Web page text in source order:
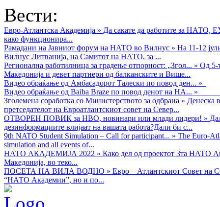
Вести:
Евро-Атлантска Академија » Да сакате да работите за НАТО,
како функционира...
Рамадани на Јавниот форум на НАТО во Вилнус » На 11-12
Вилнус Литванија, на Самитот на НАТО, за ...
Регионална работилница за градење отпорност: „Згол... » Од 5-
Македонија и девет партнери од балканските и Више...
Видео обраќањe од Амбасадорот Талески по повод ден... »
Видео обраќање од Baiba Braze по повод денот на НА... »
Зголемена соработка со Министерството за одбрана » Денеска
претседателот на Евроатлантскиот совет на Север...
ОТВОРЕН ПОВИК за НВО, новинари или млади лидери! »
дезинформациите влијаат на вашата работа?Дали би с...
9th NATO Student Simulation – Call for participant... » The Euro-
simulation and all events of...
НАТО АКАДЕМИЈА 2022 » Како дел од проектот 3та НАТО
Македонија, во теко...
ПОСЕТА НА ВИЛА ВОДНО » Евро – Атлантскиот Совет на
“НАТО Академии”, но и по...